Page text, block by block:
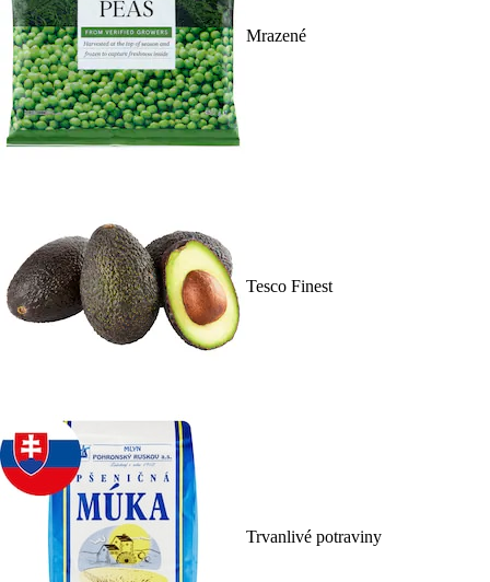
Mrazené
Tesco Finest
Trvanlivé potraviny